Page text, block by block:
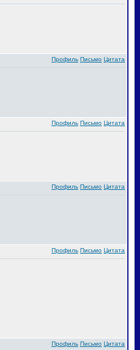
Профиль Письмо Цитата
Профиль Письмо Цитата
Профиль Письмо Цитата
Профиль Письмо Цитата
Профиль Письмо Цитата